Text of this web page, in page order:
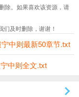
除。如果喜欢该资源，请
及时删除，谢谢！
中则最新50章节.txt
中则全文.txt